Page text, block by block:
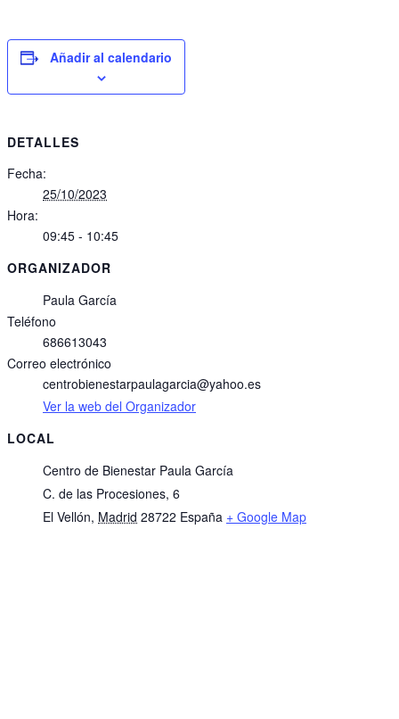
Añadir al calendario
DETALLES
Fecha:
25/10/2023
Hora:
09:45 - 10:45
ORGANIZADOR
Paula García
Teléfono
686613043
Correo electrónico
centrobienestarpaulagarcia@yahoo.es
Ver la web del Organizador
LOCAL
Centro de Bienestar Paula García
C. de las Procesiones, 6
El Vellón, Madrid 28722 España + Google Map